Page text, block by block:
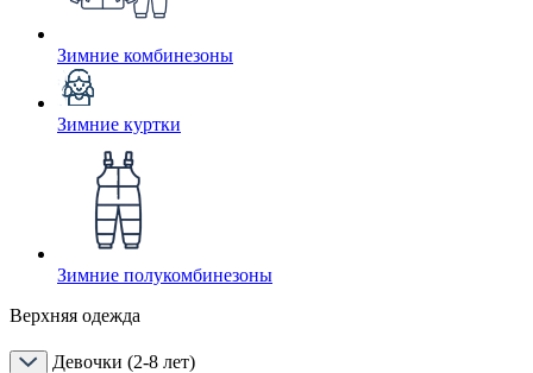
Зимние комбинезоны
Зимние куртки
Зимние полукомбинезоны
Верхняя одежда
Девочки (2-8 лет)